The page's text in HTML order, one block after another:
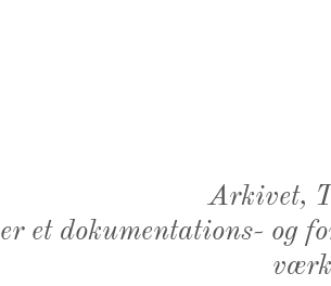
Arkivet,
er et dokumentations- og